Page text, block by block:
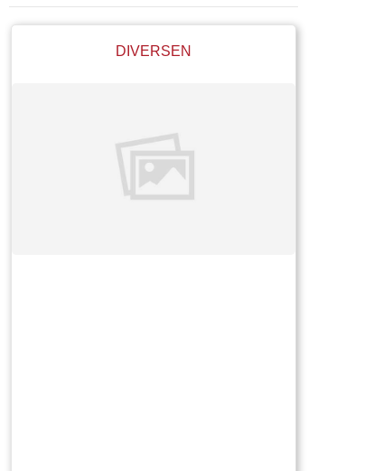
DIVERSEN